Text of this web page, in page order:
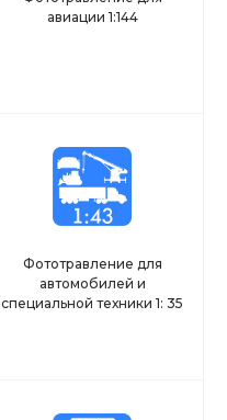
авиации 1:144
Фототравление для
автомобилей и
специальной техники 1: 35